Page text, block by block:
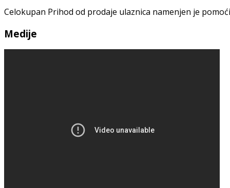
Celokupan Prihod od prodaje ulaznica namenjen je
Medije